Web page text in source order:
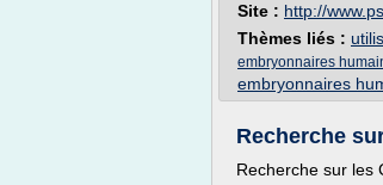
Site : http://
Thèmes liés :
embryonnaires
embryonnaires
Recherche
Recherche sur les